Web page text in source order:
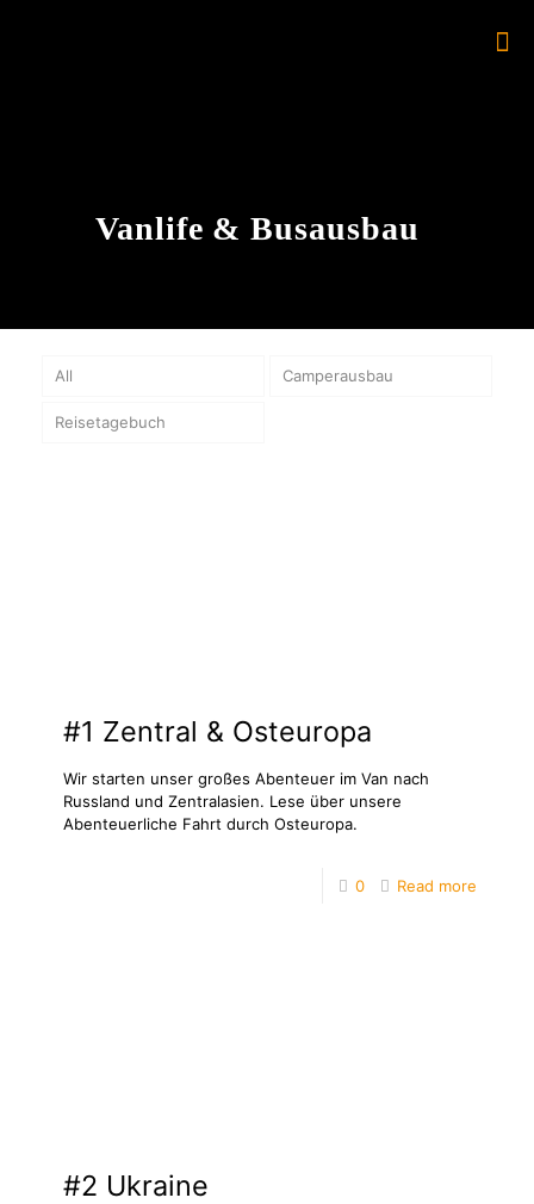
Vanlife & Busausbau
All Camperausbau
Reisetagebuch
#1 Zentral & Osteuropa
Wir starten unser großes Abenteuer im Van nach
Russland und Zentralasien. Lese über unsere
Abenteuerliche Fahrt durch Osteuropa.
0 Read more
#2 Ukraine